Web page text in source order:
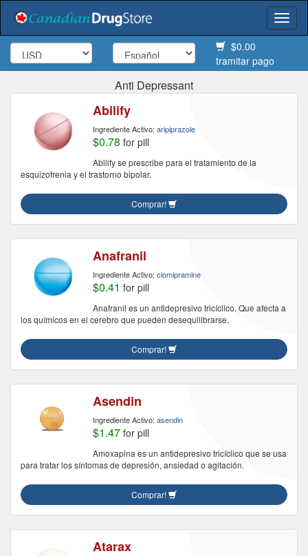
$0.00
tramitar pago
Anti Depressant
Abilify
Ingrediente Activo: aripiprazole
$0.78 for pill
Abilify se prescribe para el tratamiento de la
esquizofrenia y el trastorno bipolar.
Comprar!
Anafranil
Ingrediente Activo: clomipramine
$0.41 for pill
Anafranil es un antidepresivo tricíclico. Que afecta a
los químicos en el cerebro que pueden desequilibrarse.
Comprar!
Asendin
Ingrediente Activo: asendin
$1.47 for pill
Amoxapina es un antidepresivo tricíclico que se usa
para tratar los síntomas de depresión, ansiedad o agitación.
Comprar!
Atarax